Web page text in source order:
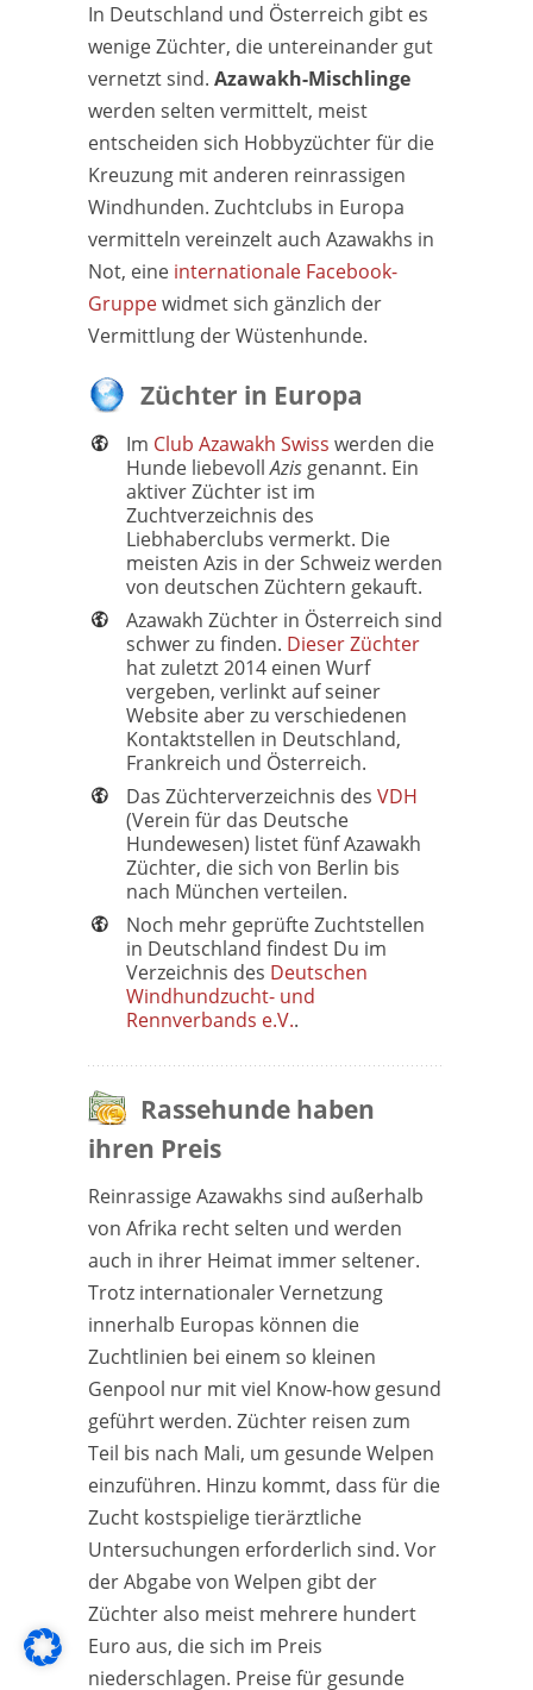
In Deutschland und Österreich gibt es
wenige Züchter, die untereinander gut
vernetzt sind. Azawakh-Mischlinge
werden selten vermittelt, meist
entscheiden sich Hobbyzüchter für die
Kreuzung mit anderen reinrassigen
Windhunden. Zuchtclubs in Europa
vermitteln vereinzelt auch Azawakhs in
Not, eine internationale Facebook-
Gruppewidmet sich gänzlich der
Vermittlung der Wüstenhunde.
Züchter in Europa
Im Club Azawakh Swiss werden die
Hunde liebevollAzis genannt. Ein
aktiver Züchter ist im
Zuchtverzeichnis des
Liebhaberclubs vermerkt. Die
meisten Azis in der Schweiz werden
von deutschen Züchtern gekauft.
Azawakh Züchter in Österreich sind
schwer zu finden. Dieser Züchter
hat zuletzt 2014 einen Wurf
vergeben, verlinkt auf seiner
Website aber zu verschiedenen
Kontaktstellen in Deutschland,
Frankreich und Österreich.
Das Züchterverzeichnis des VDH
(Verein für das Deutsche
Hundewesen) listet fünf Azawakh
Züchter, die sich von Berlin bis
nach München verteilen.
Noch mehr geprüfte Zuchtstellen
in Deutschland findest Du im
Verzeichnis des Deutschen
Windhundzucht- und
Rennverbands e.V..
Rassehunde haben
ihren Preis
Reinrassige Azawakhs sind außerhalb
von Afrika recht selten und werden
auch in ihrer Heimat immer seltener.
Trotz internationaler Vernetzung
innerhalb Europas können die
Zuchtlinien bei einem so kleinen
Genpool nur mit viel Know-how gesund
geführt werden. Züchter reisen zum
Teil bis nach Mali, um gesunde Welpen
einzuführen. Hinzu kommt, dass für die
Zucht kostspielige tierärztliche
Untersuchungen erforderlich sind. Vor
der Abgabe von Welpen gibt der
Züchter also meist mehrere hundert
Euro aus, die sich im Preis
niederschlagen. Preise für gesunde